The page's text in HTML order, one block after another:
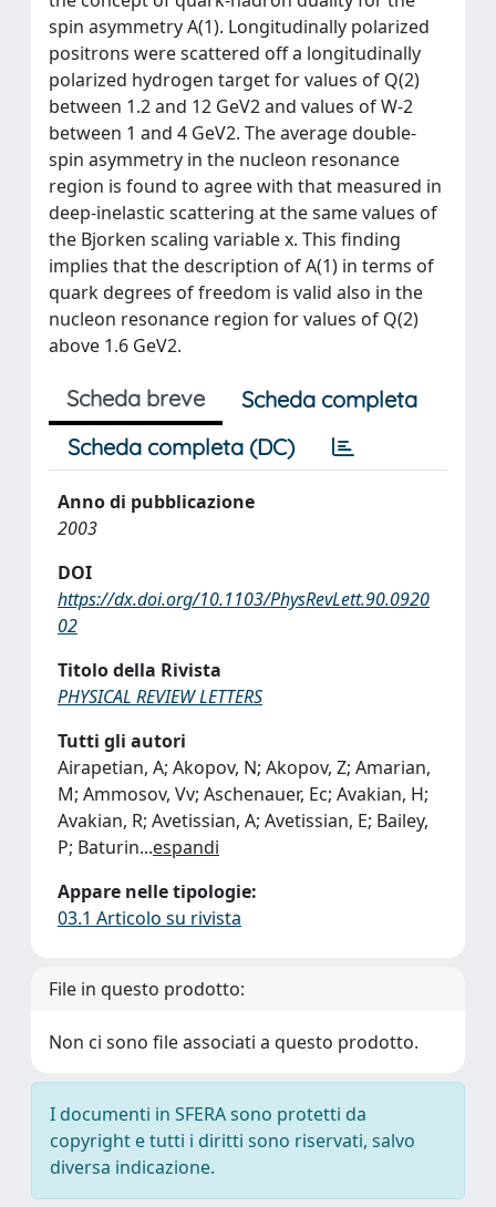
spin asymmetry A(1). Longitudinally polarized
positrons were scattered off a longitudinally
polarized hydrogen target for values of Q(2)
between 1.2 and 12 GeV2 and values of W-2
between 1 and 4 GeV2. The average double-
spin asymmetry in the nucleon resonance
region is found to agree with that measured in
deep-inelastic scattering at the same values of
the Bjorken scaling variable x. This finding
implies that the description of A(1) in terms of
quark degrees of freedom is valid also in the
nucleon resonance region for values of Q(2)
above 1.6 GeV2.
Scheda breve
Scheda completa
Scheda completa (DC)
Anno di pubblicazione
2003
DOI
https://dx.doi.org/10.1103/PhysRevLett.90.0920
02
Titolo della Rivista
PHYSICAL REVIEW LETTERS
Tutti gli autori
Airapetian, A; Akopov, N; Akopov, Z; Amarian,
M; Ammosov, Vv; Aschenauer, Ec; Avakian, H;
Avakian, R; Avetissian, A; Avetissian, E; Bailey,
P; Baturin...espandi
Appare nelle tipologie:
03.1 Articolo su rivista
File in questo prodotto:
Non ci sono file associati a questo prodotto.
I documenti in SFERA sono protetti da
copyright e tutti i diritti sono riservati, salvo
diversa indicazione.